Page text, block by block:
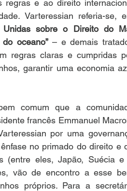
e ao direito
Varteressian referia-se,
Unidas sobre o Direito do
do oceano” – e demais
regras claras e cumpridas
garantir uma economia
comum que a
francês Emmanuel
por uma
no primado do direito e
(entre eles, Japão, Suécia
vão de encontro a esse
próprios. Para a